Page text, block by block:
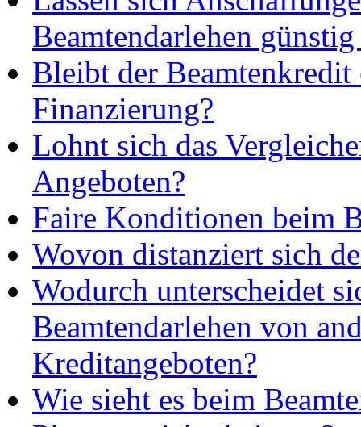
Beamtendarlehen
Bleibt der Beamtenkredit
Finanzierung?
Lohnt sich das
Angeboten?
Faire Konditionen beim
Wovon distanziert sich
Wodurch unterscheidet
Beamtendarlehen von
Kreditangeboten?
Wie sieht es beim